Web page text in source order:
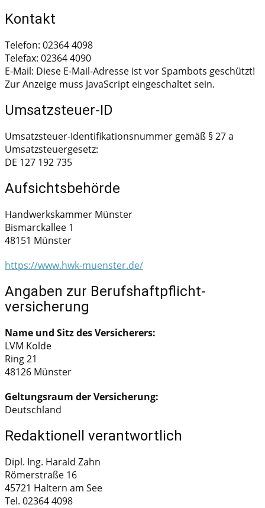
Kontakt
Telefon: 02364 4098
Telefax: 02364 4090
E-Mail: Diese E-Mail-Adresse ist vor Spambots geschützt!
Zur Anzeige muss JavaScript eingeschaltet sein.
Umsatzsteuer-ID
Umsatzsteuer-Identifikationsnummer gemäß § 27 a
Umsatzsteuergesetz:
DE 127 192 735
Aufsichtsbehörde
Handwerkskammer Münster
Bismarckallee 1
48151 Münster
https://www.hwk-muenster.de/
Angaben zur Berufs­haftpflicht­
versicherung
Name und Sitz des Versicherers:
LVM Kolde
Ring 21
48126 Münster
Geltungsraum der Versicherung:
Deutschland
Redaktionell verantwortlich
Dipl. Ing. Harald Zahn
Römerstraße 16
45721 Haltern am See
Tel. 02364 4098